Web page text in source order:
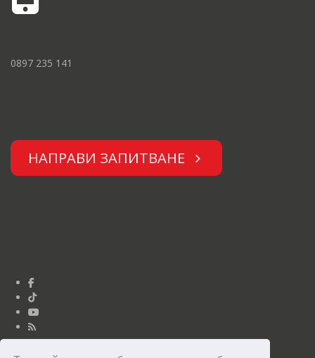
0897 235 141
НАПРАВИ ЗАПИТВАНЕ